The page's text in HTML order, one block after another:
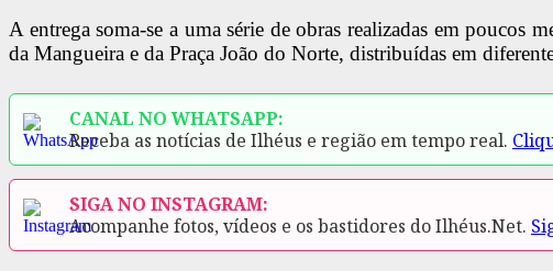
A entrega soma-se a uma série de obras realizadas em poucos
da Mangueira e da Praça João do Norte, distribuídas em
CANAL NO WHATSAPP:
Receba as notícias de Ilhéus e região em tempo real.
SIGA NO INSTAGRAM:
Acompanhe fotos, vídeos e os bastidores do Ilhéus.Net.